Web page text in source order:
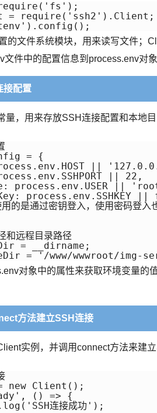
= require('ssh2').Client;
的文件系统模块，用来读写文件；
件中的配置信息到process.env对象
接配置
量，用来存放SSH连接配置和本地目
= {
||
|| 22,
process.env.USER ||
process.env.SSHKEY ||
的是通过密钥登入，使用密码登入
远程目录路径
= __dirname;
= '/www/wwwroot/img-
对象中的属性来获取环境变量的
方法建立SSH连接
实例，并调用connect方法来建立
new Client();
() => {
连接成功');